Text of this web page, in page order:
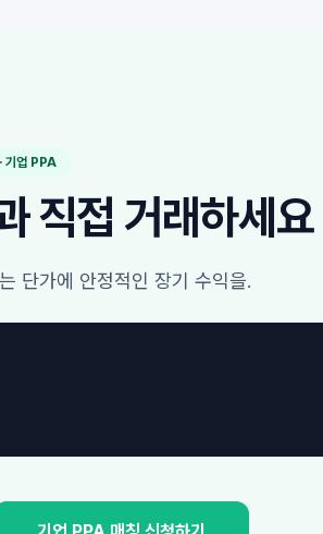
기업 PPA
직접 거래하세요
단가에 안정적인 장기 수익을.